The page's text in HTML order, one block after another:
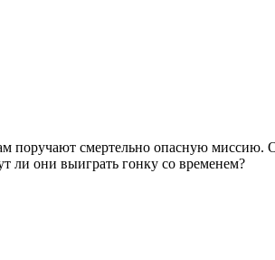
смертельно опасную миссию.
ли они выиграть гонку со временем?